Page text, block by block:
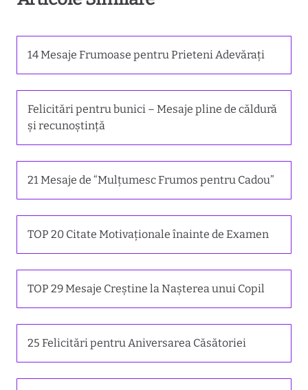
14 Mesaje Frumoase pentru Prieteni Adevărați
Felicitări pentru bunici – Mesaje pline de căldură
și recunoștință
21 Mesaje de “Mulțumesc Frumos pentru Cadou”
TOP 20 Citate Motivaționale înainte de Examen
TOP 29 Mesaje Creștine la Nașterea unui Copil
25 Felicitări pentru Aniversarea Căsătoriei